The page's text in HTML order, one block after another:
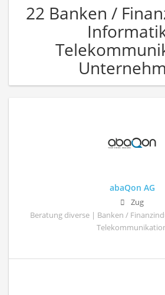
22 Banken /
abaQon AG
Zug
Beratung diverse | Banken /